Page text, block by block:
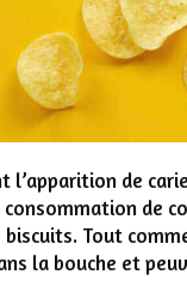
l’apparition de
de
biscuits. Tout
la bouche et